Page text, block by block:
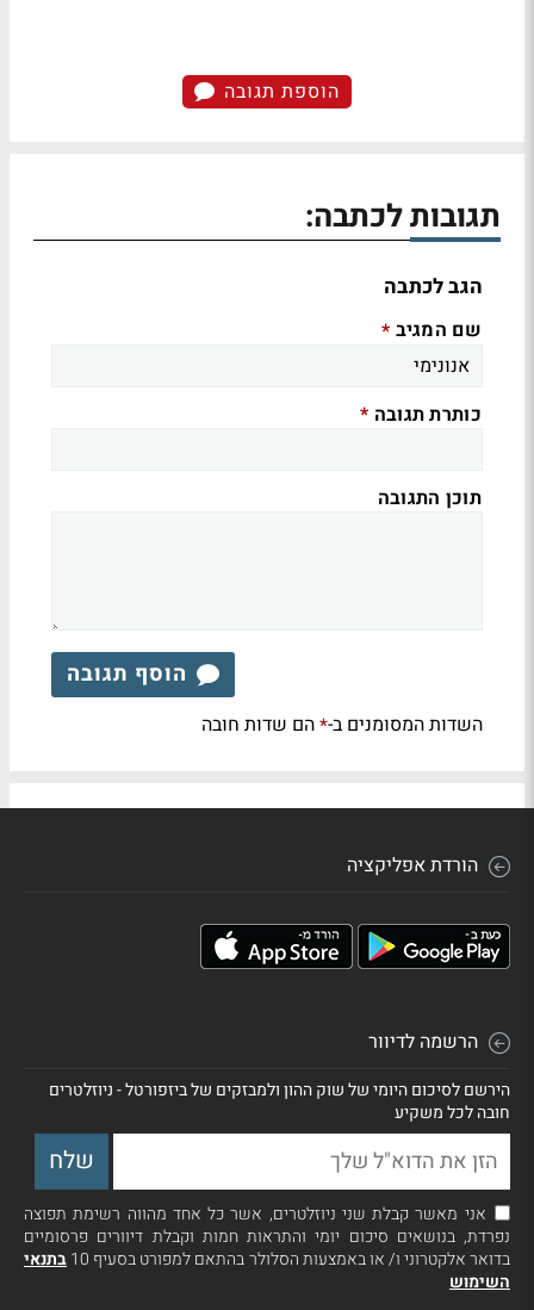
הוספת תגובה
תגובות לכתבה:
הגב לכתבה
שם המגיב *
כותרת תגובה *
תוכן התגובה
הוסף תגובה
השדות המסומנים ב-*הם שדות חובה
הורדת אפליקציה
הרשמה לדיוור
הירשם לסיכום היומי של שוק ההון ולמבזקים של ביזפורטל - ניוזלטרים
חובה לכל משקיע
אני מאשר קבלת שני ניוזלטרים, אשר כל אחד מהווה רשימת תפוצה
נפרדת, בנושאים סיכום יומי והתראות חמות וקבלת דיוורים פרסומיים
בדואר אלקטרוני ו/ או באמצעות הסלולר בהתאם למפורט בסעיף 10
בתנאי
השימוש